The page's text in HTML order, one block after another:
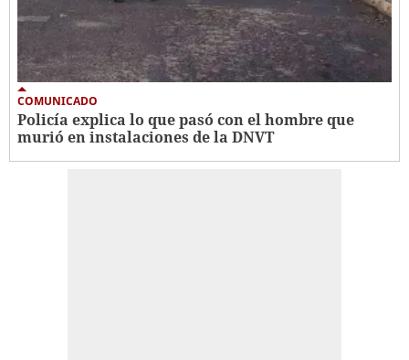
COMUNICADO
Policía explica lo que pasó con el hombre que
murió en instalaciones de la DNVT